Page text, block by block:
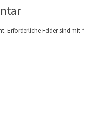
Erforderliche Felder sind mit *